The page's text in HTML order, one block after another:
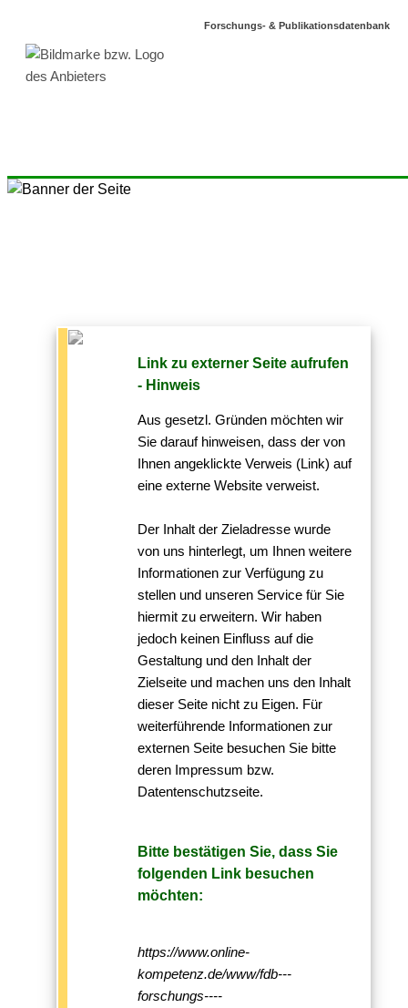
Forschungs- & Publikationsdatenbank
Link zu externer Seite aufrufen
- Hinweis
Aus gesetzl. Gründen möchten wir
Sie darauf hinweisen, dass der von
Ihnen angeklickte Verweis (Link) auf
eine externe Website verweist.
Der Inhalt der Zieladresse wurde
von uns hinterlegt, um Ihnen weitere
Informationen zur Verfügung zu
stellen und unseren Service für Sie
hiermit zu erweitern. Wir haben
jedoch keinen Einfluss auf die
Gestaltung und den Inhalt der
Zielseite und machen uns den Inhalt
dieser Seite nicht zu Eigen. Für
weiterführende Informationen zur
externen Seite besuchen Sie bitte
deren Impressum bzw.
Datentenschutzseite.
Bitte bestätigen Sie, dass Sie
folgenden Link besuchen
möchten:
https://www.online-
kompetenz.de/www/fdb---
forschungs----